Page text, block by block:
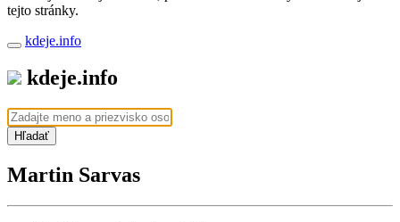
tejto stránky.
kdeje.info
kdeje.info
Hľadať
Martin Sarvas